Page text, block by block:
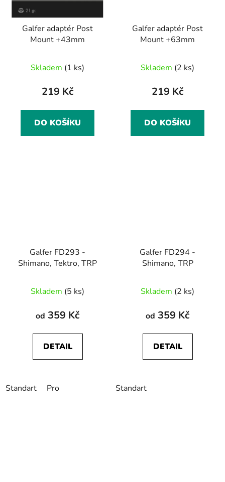
Galfer adaptér Post
Mount +43mm
Skladem (1 ks)
219 Kč
DO KOŠÍKU
Galfer adaptér Post
Mount +63mm
Skladem (2 ks)
219 Kč
DO KOŠÍKU
Galfer FD293 -
Shimano, Tektro, TRP
Skladem (5 ks)
od 359 Kč
DETAIL
Standart Pro
Galfer FD294 -
Shimano, TRP
Skladem (2 ks)
od 359 Kč
DETAIL
Standart